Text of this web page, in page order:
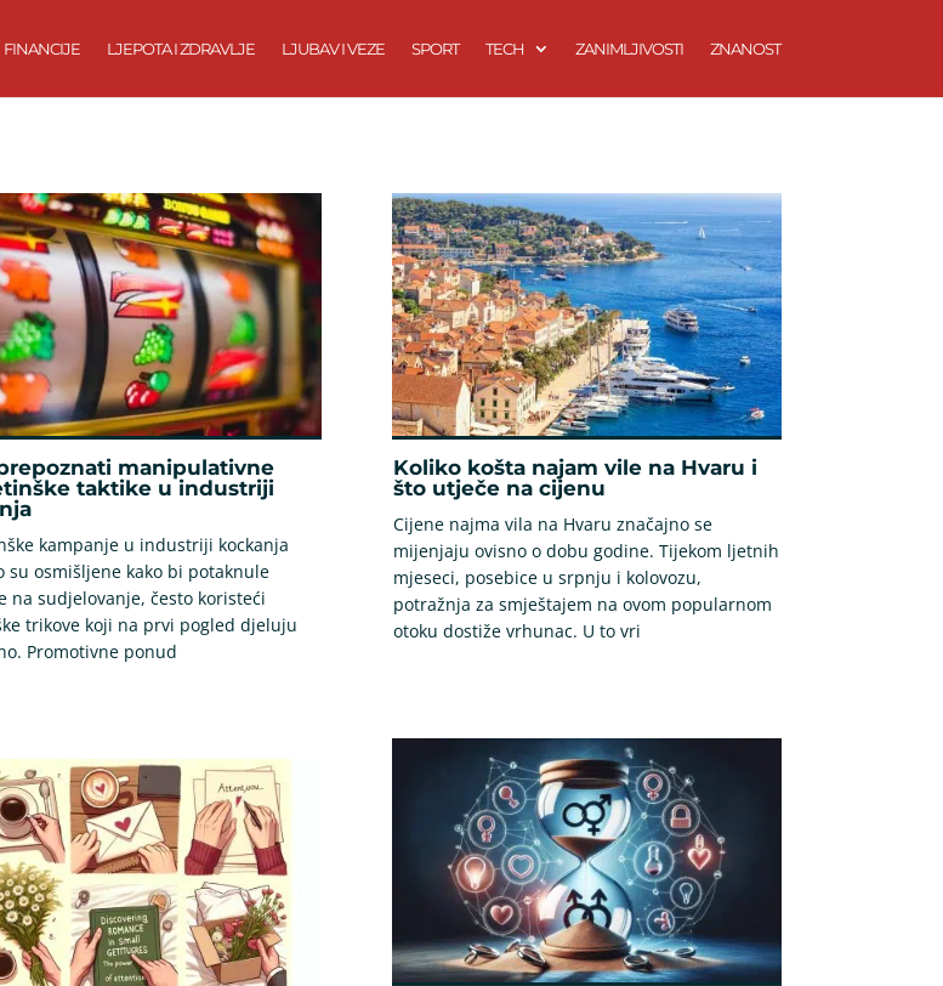
FINANCIJE LJEPOTA I ZDRAVLJE LJUBAV I VEZE SPORT TECH ZANIMLJIVOSTI ZNANOST
manipulativne
taktike u industriji
kampanje u industriji kockanja
su osmišljene kako bi potaknule
na sudjelovanje, često koristeći
trikove koji na prvi pogled djeluju
Promotivne ponud
Koliko košta najam vile na Hvaru i
što utječe na cijenu
Cijene najma vila na Hvaru značajno se
mijenjaju ovisno o dobu godine. Tijekom ljetnih
mjeseci, posebice u srpnju i kolovozu,
potražnja za smještajem na ovom popularnom
otoku dostiže vrhunac. U to vri